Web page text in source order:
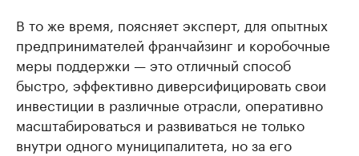
В то же время, поясняет эксперт, для опытных
предпринимателей франчайзинг и коробочные
меры поддержки — это отличный способ
быстро, эффективно диверсифицировать свои
инвестиции в различные отрасли, оперативно
масштабироваться и развиваться не только
внутри одного муниципалитета, но за его